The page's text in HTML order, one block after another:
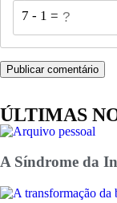
7 - 1 = ?
ÚLTIMAS
A Síndrome da